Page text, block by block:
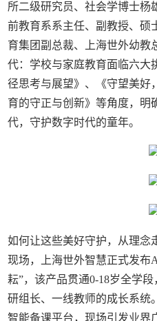
所二级研究员、社会学博士杨
前教育系系主任、副教授、硕
育集团副总裁、上海世外幼教
代：学校与家庭教育面临六大
径思考与展望》、《守望美
育的守正与创新》等角度，明
代，守护数字时代的童年。
如何让这些美好守护，从理念
现场，上海世外智慧正式发布
耘”，该产品贯通0-18岁全学
研组长、一线教师的成长系统
智能备课平台，现场引发业界